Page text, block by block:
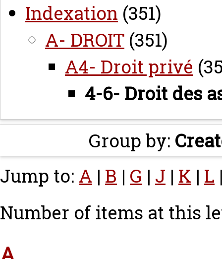
Indexation (351)
A- DROIT (351)
A4- Droit privé
4-6- Droit des
Group by:
Jump to: A | B | G | J | K | L
Number of items at this